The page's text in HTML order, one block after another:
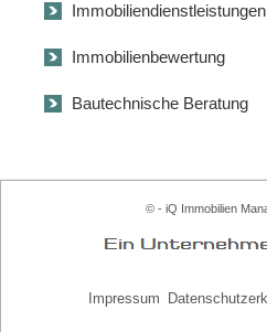
Immobiliendienstleistungen
Immobilienbewertung
Bautechnische Beratung
© - iQ Immobilien
Impressum